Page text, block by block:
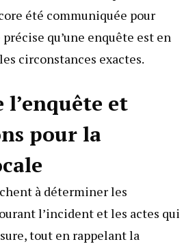
été communiquée pour
qu’une enquête est en
circonstances exactes.
l’enquête et
pour la
à déterminer les
l’incident et les actes qui
tout en rappelant la